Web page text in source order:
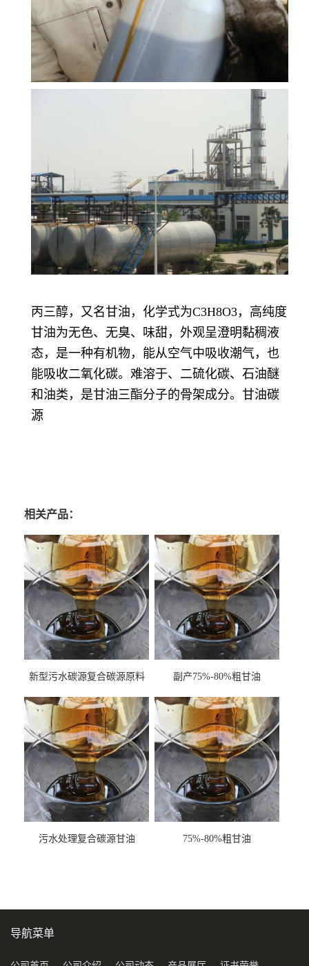
丙三醇，又名甘油，化学式为C3H8O3，高纯度
甘油为无色、无臭、味甜，外观呈澄明黏稠液
态，是一种有机物，能从空气中吸收潮气，也
能吸收二氧化碳。难溶于、二硫化碳、石油醚
和油类，是甘油三酯分子的骨架成分。甘油碳
源
相关产品：
新型污水碳源复合碳源原料
副产75%-80%粗甘油
污水处理复合碳源甘油
75%-80%粗甘油
导航菜单